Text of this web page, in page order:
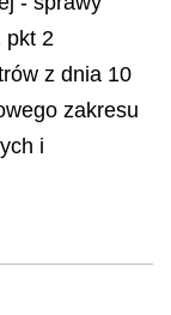
pkt 2
z dnia 10
zakresu
i